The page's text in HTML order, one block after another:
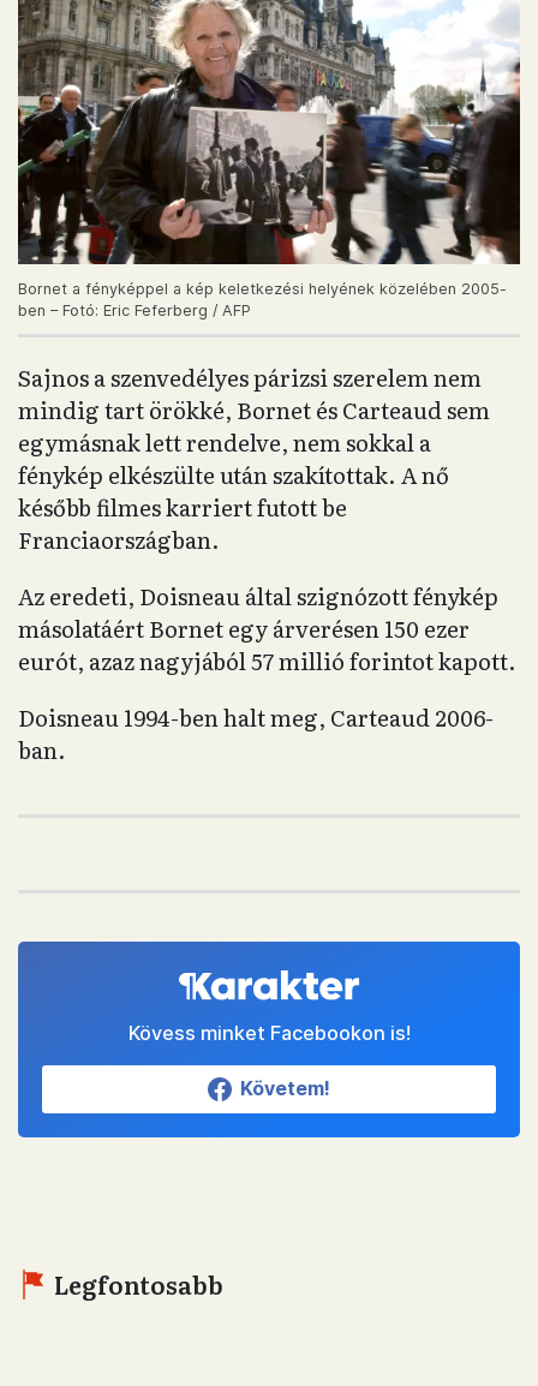
Bornet a fényképpel a kép keletkezési helyének közelében 2005-
ben – Fotó: Eric Feferberg / AFP
Sajnos a szenvedélyes párizsi szerelem nem
mindig tart örökké, Bornet és Carteaud sem
egymásnak lett rendelve, nem sokkal a
fénykép elkészülte után szakítottak. A nő
később filmes karriert futott be
Franciaországban.
Az eredeti, Doisneau által szignózott fénykép
másolatáért Bornet egy árverésen 150 ezer
eurót, azaz nagyjából 57 millió forintot kapott.
Doisneau 1994-ben halt meg, Carteaud 2006-
ban.
Kövess minket Facebookon is!
Követem!
Legfontosabb